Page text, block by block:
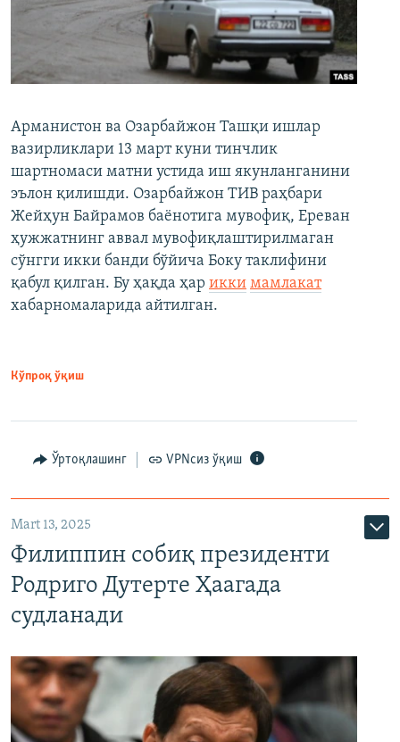
Арманистон ва Озарбайжон Ташқи ишлар
вазирликлари 13 март куни тинчлик
шартномаси матни устида иш якунланганини
эълон қилишди. Озарбайжон ТИВ раҳбари
Жейҳун Байрамов баёнотига мувофиқ, Ереван
ҳужжатнинг аввал мувофиқлаштирилмаган
сўнгги икки банди бўйича Боку таклифини
қабул қилган. Бу ҳақда ҳар икки мамлакат
хабарномаларида айтилган.
Кўпроқ ўқиш
Ўртоқлашинг VPNсиз ўқиш
Mart 13, 2025
Филиппин собиқ президенти
Родриго Дутерте Ҳаагада
судланади